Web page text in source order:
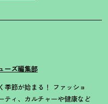
ーズ編集部
季節が始まる！ ファッショ
ティ、カルチャーや健康など